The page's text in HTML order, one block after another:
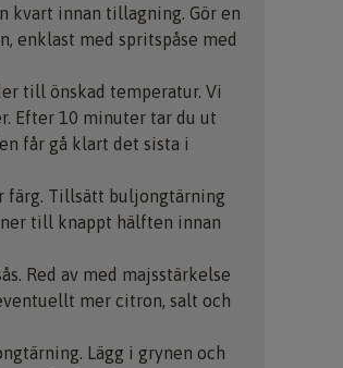
kvart innan tillagning. Gör en
enklast med spritspåse med
till önskad temperatur. Vi
Efter 10 minuter tar du ut
får gå klart det sista i
färg. Tillsätt buljongtärning
till knappt hälften innan
Red av med majsstärkelse
mer citron, salt och
Lägg i grynen och